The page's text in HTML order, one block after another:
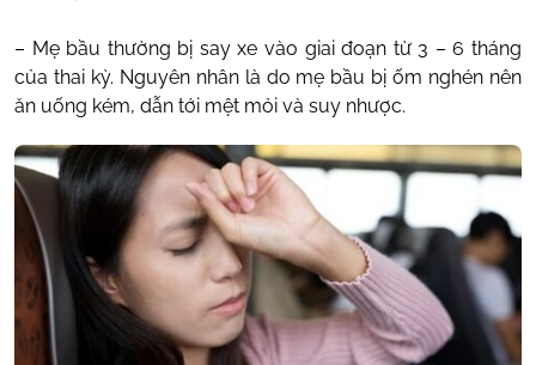
– Mẹ bầu thường bị say xe vào giai đoạn từ 3 – 6 tháng
của thai kỳ. Nguyên nhân là do mẹ bầu bị ốm nghén nên
ăn uống kém, dẫn tới mệt mỏi và suy nhược.